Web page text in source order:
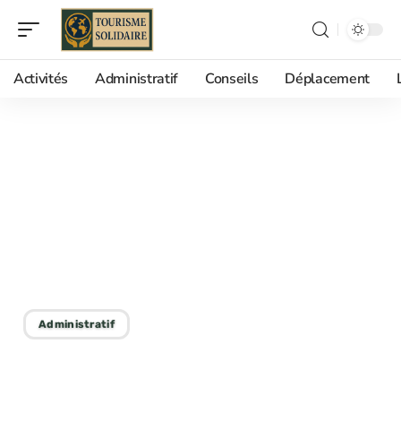
Activités Administratif Conseils Déplacement
Administratif